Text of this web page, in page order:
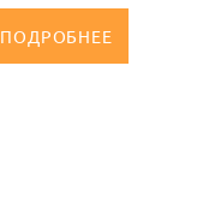
ПОДРОБНЕЕ